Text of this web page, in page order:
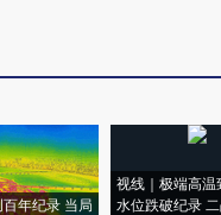
年纪录 当局
视线｜极端高温
水位跌破纪录